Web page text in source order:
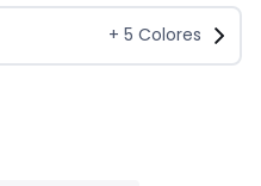
+ 5 Colores